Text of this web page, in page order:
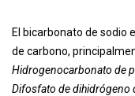
El bicarbonato de sodio
de carbono,
Hidrogenocarbonato de
Difosfato de dihidrógeno